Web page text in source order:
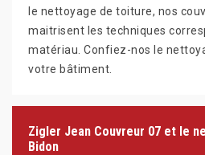
le nettoyage de toiture, nos
maitrisent les techniques
matériau. Confiez-nos le
votre bâtiment.
Zigler Jean Couvreur 07 et le
Bidon